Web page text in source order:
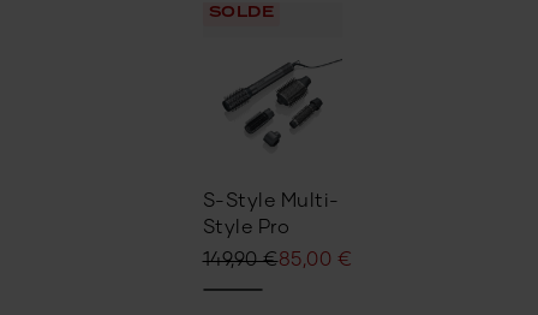
SOLDE
S-Style Multi-
Style Pro
149,90€
Le
prix
85,00 €
Le
prix